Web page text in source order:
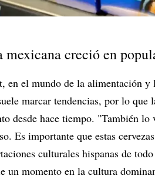
mexicana creció en
en el mundo de la alimentación
marcar tendencias, por lo
desde hace tiempo. "También
Es importante que estas
culturales hispanas de
un momento en la cultura